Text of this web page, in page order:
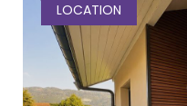
LOCATION